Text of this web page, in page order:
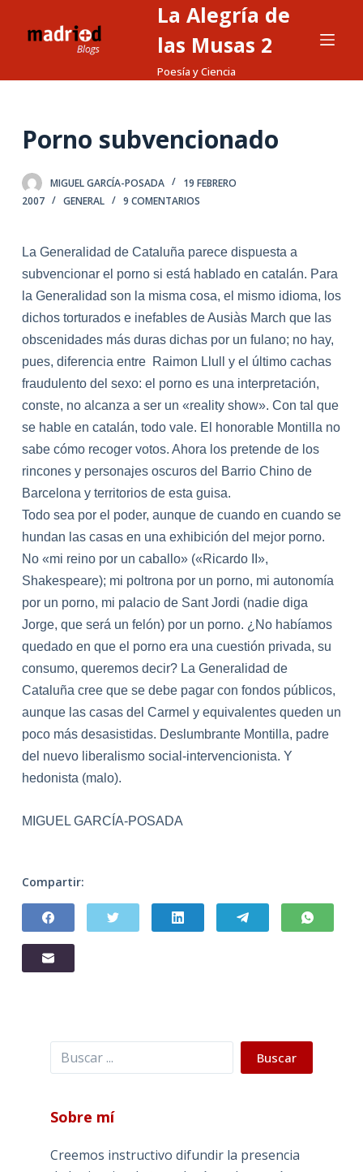
t
o
e
n
d
o
La Alegría de
las Musas 2
Poesía y Ciencia
Porno subvencionado
MIGUEL GARCÍA-POSADA
19 FEBRERO
2007
GENERAL 9 COMENTARIOS
La Generalidad de Cataluña parece dispuesta a
subvencionar el porno si está hablado en catalán. Para
la Generalidad son la misma cosa, el mismo idioma, los
dichos torturados e inefables de Ausiàs March que las
obscenidades más duras dichas por un fu lano; no hay,
pues, diferencia entre Raimon Llull y el último cachas
fraudulento del sexo: el porno es una interpretación,
conste, no alcanza a ser un «reality show». Con tal que
se hable en catalán, todo vale. El honorable Montil la no
sabe cómo recoger votos. Ahora los pretende de los
rincones y personajes oscuros del Barrio Chino de
Barcelona y territorios de esta guisa.
Todo sea por el poder, aunque de cuando en cuando se
hundan las casas en una exhibición del mejor porno.
No «mi reino por un caballo» («Ricardo II»,
Shakespeare); mi poltrona por un porno, mi autonomía
por un porno, mi pa lacio de Sant Jordi (nadie diga
Jorge, que será un felón) por un porno. ¿No habíamos
quedado en que el porno era una cuestión privada, su
consumo, queremos decir? La Generalidad de
Cataluña cree que se debe pagar con fondos públicos,
aunque las casas del Carmel y equivalentes queden un
poco más desasistidas. Deslumbrante Montil la, padre
del nuevo liberalismo social-intervencionista. Y
hedonista (malo).
MIGUEL GARCÍA-POSADA
Compartir:
Buscar Buscar
Sobre mí
Creemos instructivo difundir la presencia